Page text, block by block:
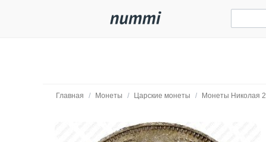
Главная / Монеты / Царские монеты / Монеты Николая 2